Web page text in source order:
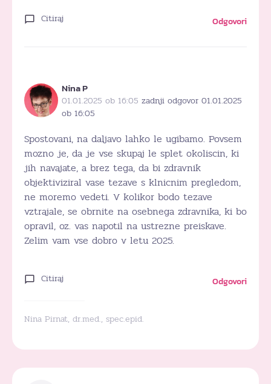
Citiraj Odgovori
Nina P
01.01.2025 ob 16:05 zadnji odgovor 01.01.2025
ob 16:05
Spostovani, na daljavo lahko le ugibamo. Povsem
mozno je, da je vse skupaj le splet okoliscin, ki
jih navajate, a brez tega, da bi zdravnik
objektiviziral vase tezave s klnicnim pregledom,
ne moremo vedeti. V kolikor bodo tezave
vztrajale, se obrnite na osebnega zdravnika, ki bo
opravil, oz. vas napotil na ustrezne preiskave.
Zelim vam vse dobro v letu 2025.
Citiraj Odgovori
Nina Pirnat, dr.med., spec.epid.